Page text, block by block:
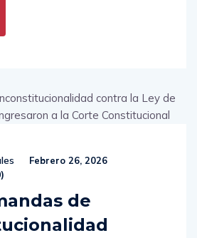
Febrero 26, 2026
)
de